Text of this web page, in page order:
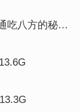
吃八方的秘籍